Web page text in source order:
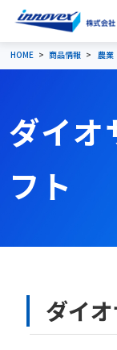
HOME 商品情報 農業
ダイオ
フト
ダイ